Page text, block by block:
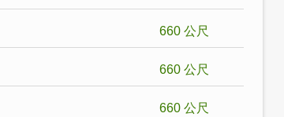
660 公尺
660 公尺
660 公尺